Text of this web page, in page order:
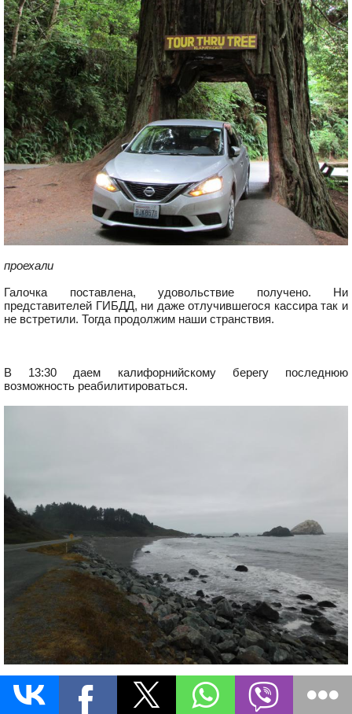
проехали
Галочка поставлена, удовольствие получено. Ни
представителей ГИБДД, ни даже отлучившегося кассира так и
не встретили. Тогда продолжим наши странствия.
В 13:30 даем калифорнийскому берегу последнюю
возможность реабилитироваться.
Увы. Погода чуть лучше, но купаться, по-прежнему, не тянет.
Да и грозные предостережения Крэга пока ещё свежи в нашей